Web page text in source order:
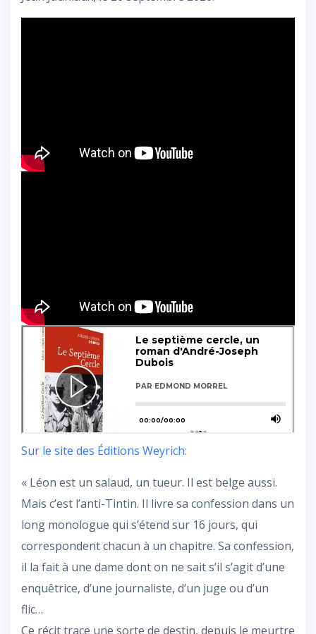
Sur le site des Éditions Weyrich:
« Léon est un salaud, un tueur. Il est belge aussi.
Mais c’est l’anti-Tintin. Il livre sa confession dans un
long monologue qui s’étend sur 16 jours, qui
correspondent chacun à un chapitre. Sa confession,
il la fait à une dame dont on ne sait s’il s’agit d’une
enquêtrice, d’une journaliste, d’un juge ou d’un
flic…
Ce récit trace une sorte de destin, depuis le meurtre